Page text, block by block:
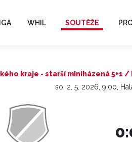
WHIL SOUTĚŽE
kraje - starší miniházená 5+1
so, 2. 5. 2026, 9:00,